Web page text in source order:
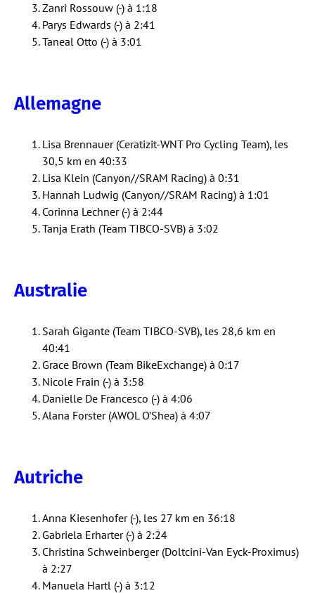
Zanri Rossouw (-) à 1:18
Parys Edwards (-) à 2:41
Taneal Otto (-) à 3:01
Allemagne
Lisa Brennauer (Ceratizit-WNT Pro Cycling Team), les
30,5 km en 40:33
Lisa Klein (Canyon//SRAM Racing) à 0:31
Hannah Ludwig (Canyon//SRAM Racing) à 1:01
Corinna Lechner (-) à 2:44
Tanja Erath (Team TIBCO-SVB) à 3:02
Australie
Sarah Gigante (Team TIBCO-SVB), les 28,6 km en
40:41
Grace Brown (Team BikeExchange) à 0:17
Nicole Frain (-) à 3:58
Danielle De Francesco (-) à 4:06
Alana Forster (AWOL O’Shea) à 4:07
Autriche
Anna Kiesenhofer (-), les 27 km en 36:18
Gabriela Erharter (-) à 2:24
Christina Schweinberger (Doltcini-Van Eyck-Proximus)
à 2:27
Manuela Hartl (-) à 3:12